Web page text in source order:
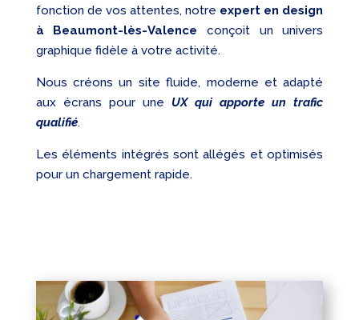
fonction de vos attentes, notre expert en design
à Beaumont-lès-Valence conçoit un univers
graphique fidèle à votre activité.
Nous créons un site fluide, moderne et adapté
aux écrans pour une UX qui apporte un trafic
qualifié.
Les éléments intégrés sont allégés et optimisés
pour un chargement rapide.